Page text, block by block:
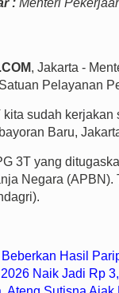
, Jakarta -
Pelayanan
sudah
Baru,
3T yang
Negara
Hasil
Naik Jadi Rp